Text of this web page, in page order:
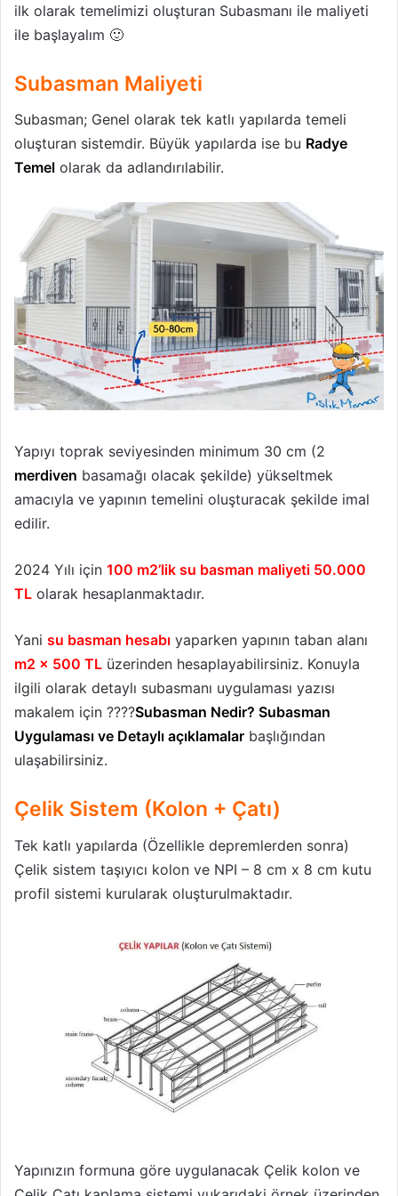
ilk olarak temelimizi oluşturan Subasmanı ile maliyeti
ile başlayalım 🙂
Subasman Maliyeti
Subasman; Genel olarak tek katlı yapılarda temeli
oluşturan sistemdir. Büyük yapılarda ise bu Radye
Temel olarak da adlandırılabilir.
Yapıyı toprak seviyesinden minimum 30 cm (2
merdiven basamağı olacak şekilde) yükseltmek
amacıyla ve yapının temelini oluşturacak şekilde imal
edilir.
2024 Yılı için 100 m2’lik su basman maliyeti 50.000
TL olarak hesaplanmaktadır.
Yani su basman hesabı yaparken yapının taban alanı
m2 x 500 TL üzerinden hesaplayabilirsiniz. Konuyla
ilgili olarak detaylı subasmanı uygulaması yazısı
makalem için ????Subasman Nedir? Subasman
Uygulaması ve Detaylı açıklamalar başlığından
ulaşabilirsiniz.
Çelik Sistem (Kolon + Çatı)
Tek katlı yapılarda (Özellikle depremlerden sonra)
Çelik sistem taşıyıcı kolon ve NPI – 8 cm x 8 cm kutu
profil sistemi kurularak oluşturulmaktadır.
Yapınızın formuna göre uygulanacak Çelik kolon ve